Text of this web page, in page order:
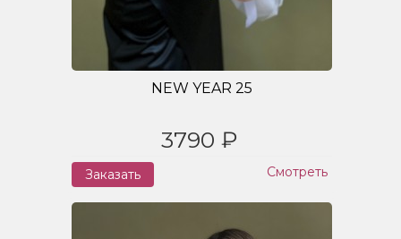
NEW YEAR 25
3790 ₽
Заказать Смотреть